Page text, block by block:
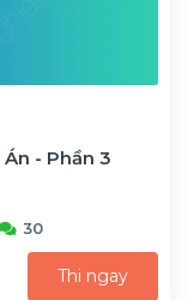
- Phần 3
30
Thi ngay